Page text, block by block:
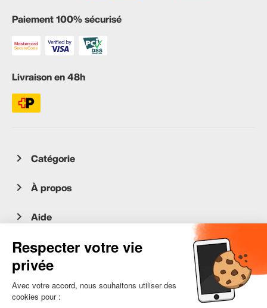
Paiement 100% sécurisé
Livraison en 48h
Catégorie
À propos
Aide
Service client
occasion.migros.mobile@recommerce.com
Lundi-Vendredi 08:00-17:00